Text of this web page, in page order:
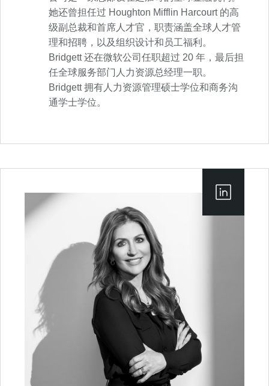
她还曾担任过 Houghton Mifflin Harcourt 的高
级副总裁和首席人才官，职责涵盖全球人才管
理和招聘，以及组织设计和员工福利。
Bridgett 还在微软公司任职超过 20 年，最后担
任全球服务部门人力资源总经理一职。
Bridgett 拥有人力资源管理硕士学位和商务沟
通学士学位。